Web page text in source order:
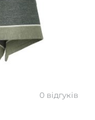
0 відгуків